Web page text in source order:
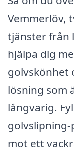
Vemmerlöv,
tjänster från
hjälpa dig
golvskönhet
lösning som
långvarig.
mot ett